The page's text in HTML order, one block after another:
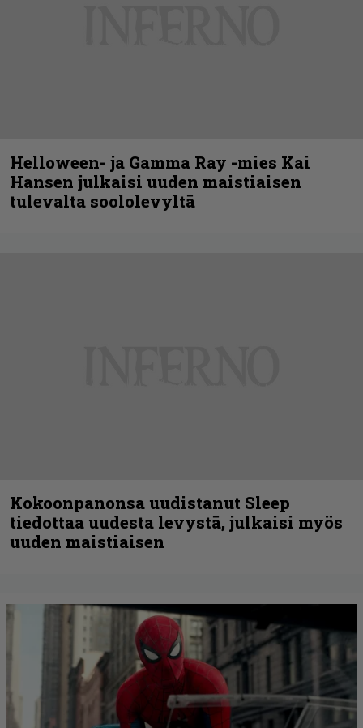
Helloween- ja Gamma Ray -mies Kai
Hansen julkaisi uuden maistiaisen
tulevalta soololevyltä
Kokoonpanonsa uudistanut Sleep
tiedottaa uudesta levystä, julkaisi myös
uuden maistiaisen